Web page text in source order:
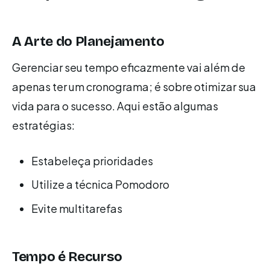
A Arte do Planejamento
Gerenciar seu tempo eficazmente vai além de
apenas ter um cronograma; é sobre otimizar sua
vida para o sucesso. Aqui estão algumas
estratégias:
Estabeleça prioridades
Utilize a técnica Pomodoro
Evite multitarefas
Tempo é Recurso